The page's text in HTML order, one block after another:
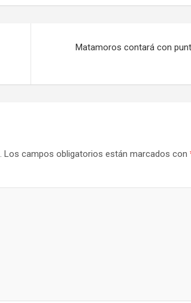
Matamoros contará con
Los campos obligatorios están marcados con